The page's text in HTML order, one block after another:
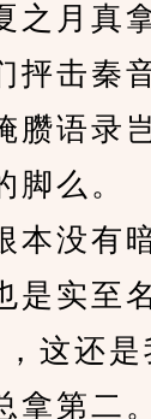
月真拿
抨击秦
臜语录
脚么。
没有暗
是实至
还是
拿第二。